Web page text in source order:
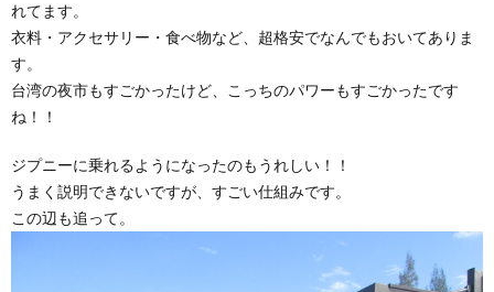
れてます。
衣料・アクセサリー・食べ物など、超格安でなんでもおいてありま
す。
台湾の夜市もすごかったけど、こっちのパワーもすごかったです
ね！！
ジプニーに乗れるようになったのもうれしい！！
うまく説明できないですが、すごい仕組みです。
この辺も追って。